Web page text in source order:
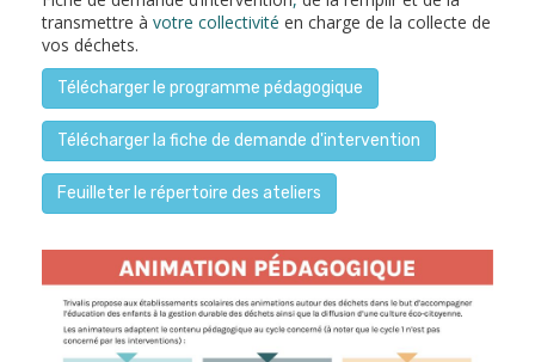
transmettre à votre collectivité en charge de la collecte de
vos déchets.
Télécharger le programme pédagogique
Télécharger la fiche de demande d'intervention
Feuilleter le répertoire des ateliers